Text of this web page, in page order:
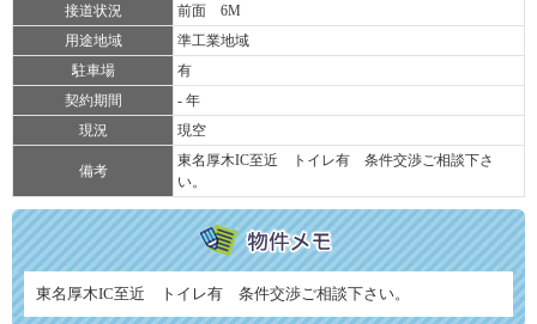
接道状況
前面 6M
用途地域
準工業地域
駐車場
有
契約期間
- 年
現況
現空
備考
東名厚木IC至近 トイレ有 条件交渉ご相談下さ
い。
東名厚木IC至近 トイレ有 条件交渉ご相談下さい。